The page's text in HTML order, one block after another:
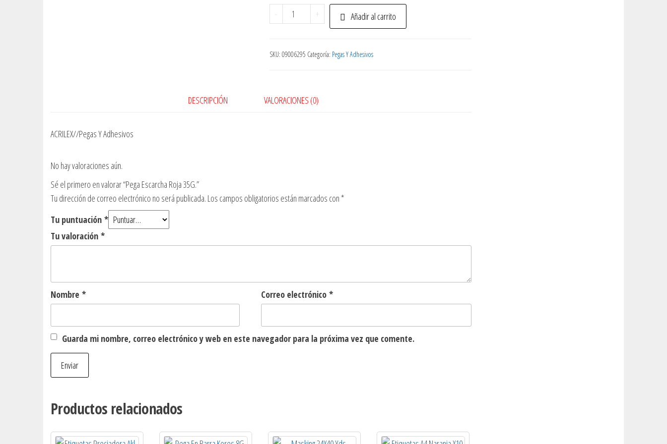
-
Pega
Escarcha
35G.
+ Añadir al carrito
SKU: 09006295 Categoría: Pegas Y Adhesivos
DESCRIPCIÓN VALORACIONES (0)
ACRILEX//Pegas Y Adhesivos
No hay valoraciones aún.
Sé el primero en valorar “Pega Escarcha Roja 35G.”
Tu dirección de correo electrónico no será publicada. Los campos obligatorios están marcados con *
Tu puntuación *
Tu valoración *
Nombre * Correo electrónico *
Guarda mi nombre, correo electrónico y web en este navegador para la próxima vez que comente.
Productos relacionados